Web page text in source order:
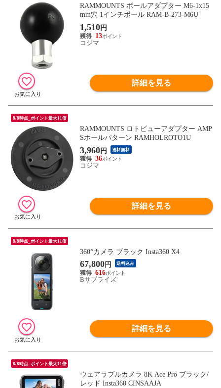
RAMMOUNTS ボールアダプター M6-1x15
mm穴 1インチボール RAM-B-273-M6U
1,510円
13
コジマ
詳細を見る
8/8時点_ポイント最大11倍
RAMMOUNTS ロトビューアダプター AMP
Sホールパターン RAMHOLROTO1U
3,960円 送料無料
36
コジマ
詳細を見る
8/8時点_ポイント最大11倍
360°カメラ ブラック Insta360 X4
67,800円 送料込み
616
Bサプライズ
詳細を見る
8/8時点_ポイント最大11倍
ウェアラブルカメラ 8K Ace Pro ブラック/
レッド Insta360 CINSAAJA